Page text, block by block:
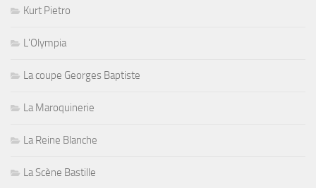
Kurt Pietro
L'Olympia
La coupe Georges Baptiste
La Maroquinerie
La Reine Blanche
La Scène Bastille